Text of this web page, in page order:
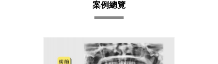
案例總覽